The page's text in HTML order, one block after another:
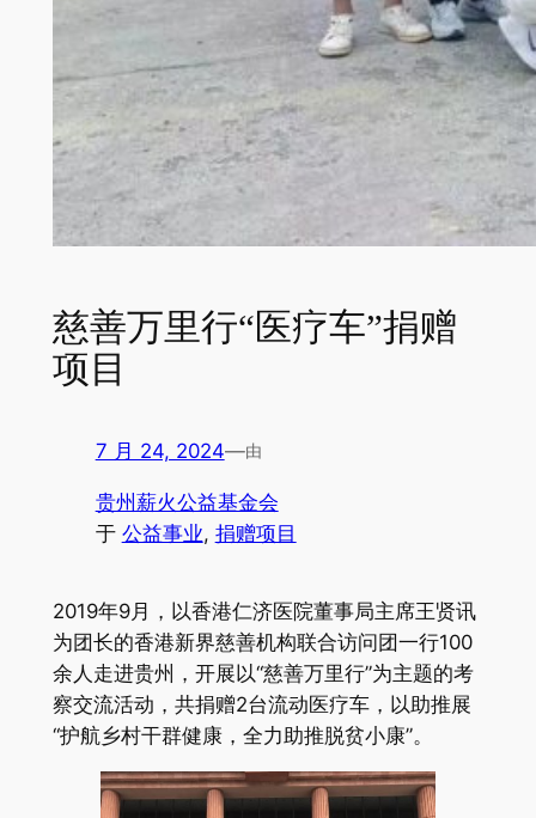
慈善万里行“医疗车”捐赠
项目
7 月 24, 2024—由
贵州薪火公益基金会
于 公益事业, 捐赠项目
2019年9月，以香港仁济医院董事局主席王贤讯
为团长的香港新界慈善机构联合访问团一行100
余人走进贵州，开展以“慈善万里行”为主题的考
察交流活动，共捐赠2台流动医疗车，以助推展
“护航乡村干群健康，全力助推脱贫小康”。